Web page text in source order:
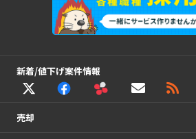
新着/値下げ案件情報
売却